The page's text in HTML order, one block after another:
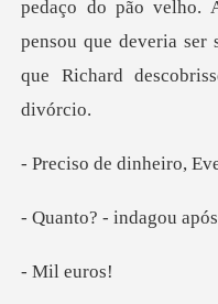
pedaço do pão velho.
pensou que deveria ser
eiro,
gou
l eu